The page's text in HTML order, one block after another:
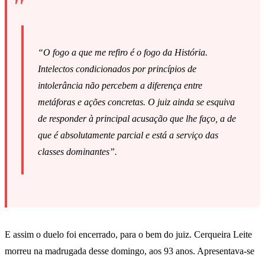
“O fogo a que me refiro é o fogo da História.
Intelectos condicionados por princípios de
intolerância não percebem a diferença entre
metáforas e ações concretas. O juiz ainda se esquiva
de responder à principal acusação que lhe faço, a de
que é absolutamente parcial e está a serviço das
classes dominantes”.
E assim o duelo foi encerrado, para o bem do juiz. Cerqueira Leite
morreu na madrugada desse domingo, aos 93 anos. Apresentava-se